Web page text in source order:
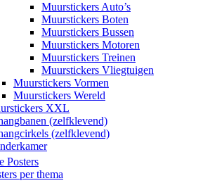
Muurstickers Auto’s
Muurstickers Boten
Muurstickers Bussen
Muurstickers Motoren
Muurstickers Treinen
Muurstickers Vliegtuigen
Muurstickers Vormen
Muurstickers Wereld
XXL
(zelfklevend)
(zelfklevend)
Posters
per thema